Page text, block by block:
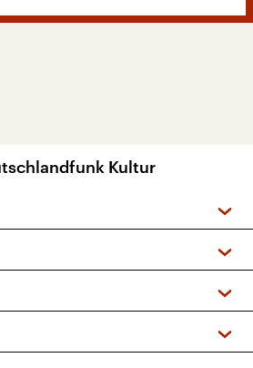
Kultur
Podcasts
+ DAB+)